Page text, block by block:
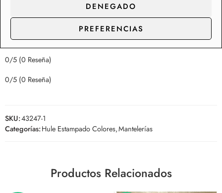
DENEGADO
PREFERENCIAS
Somos fabricantes de rollos de hule y manteles,
contacte con nosotros para precios de
distribución.
0/5 (0 Reseña)
0/5 (0 Reseña)
SKU:43247-1
Categorías:Hule Estampado Colores,Mantelerías
Productos Relacionados